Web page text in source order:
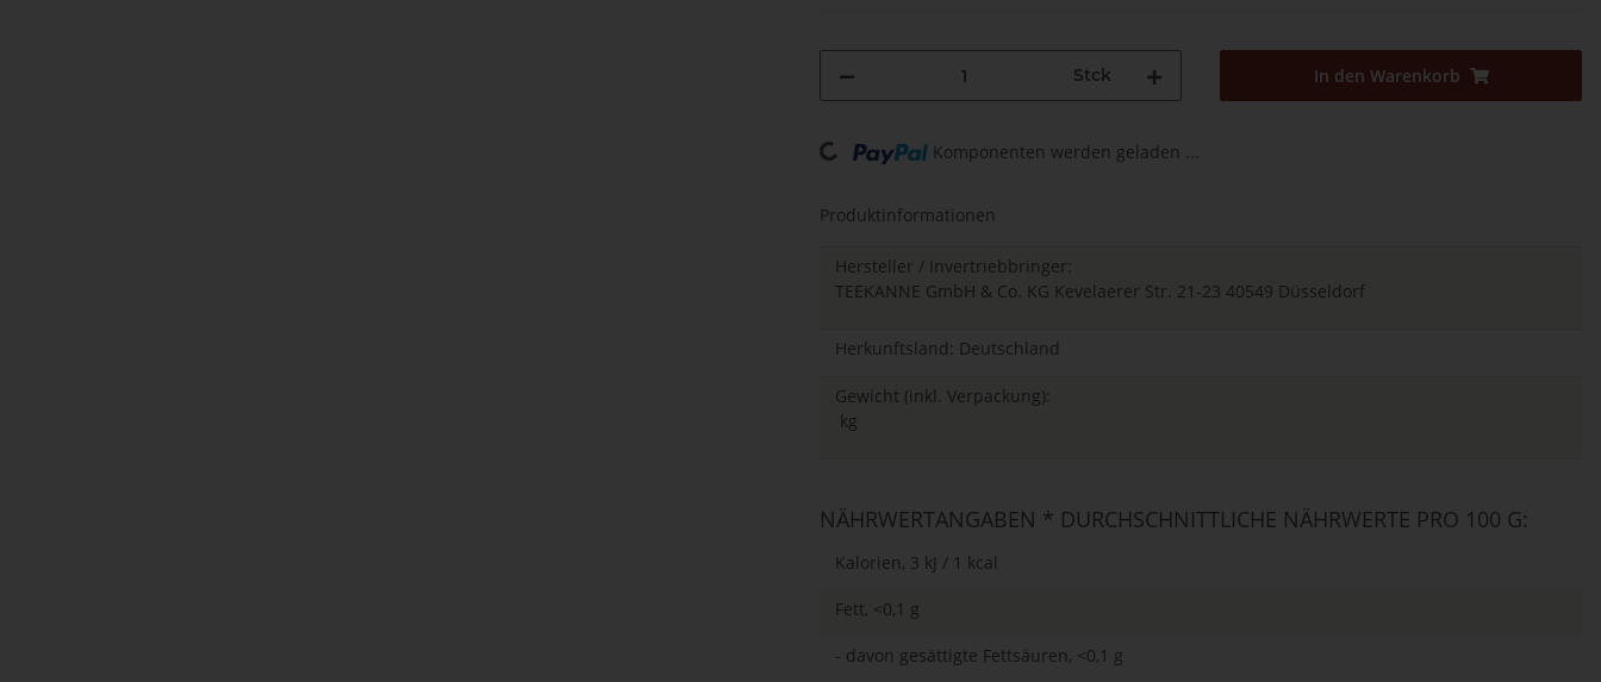
Stck In den Warenkorb
Loading... Komponenten werden geladen ...
Produktinformationen
Hersteller / Invertriebbringer:
TEEKANNE GmbH & Co. KG Kevelaerer Str. 21-23 40549 Düsseldorf
Herkunftsland: Deutschland
Gewicht (inkl. Verpackung):
kg
NÄHRWERTANGABEN * DURCHSCHNITTLICHE NÄHRWERTE PRO 100 G:
Kalorien, 3 kJ / 1 kcal
Fett, <0,1 g
- davon gesättigte Fettsäuren, <0,1 g